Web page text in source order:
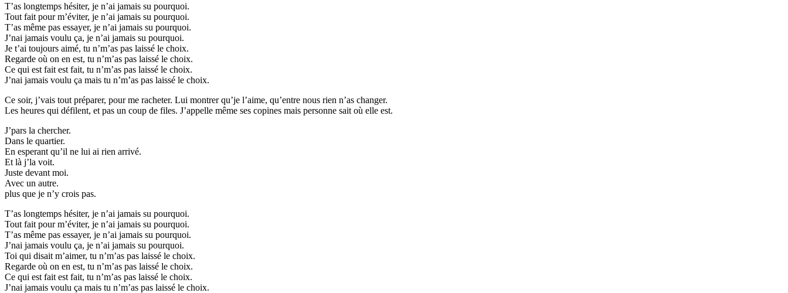
T’as longtemps hésiter, je n’ai jamais su pourquoi.
Tout fait pour m’éviter, je n’ai jamais su pourquoi.
T’as même pas essayer, je n’ai jamais su pourquoi.
J’nai jamais voulu ça, je n’ai jamais su pourquoi.
Je t’ai toujours aimé, tu n’m’as pas laissé le choix.
Regarde où on en est, tu n’m’as pas laissé le choix.
Ce qui est fait est fait, tu n’m’as pas laissé le choix.
J’nai jamais voulu ça mais tu n’m’as pas laissé le choix.
Ce soir, j’vais tout préparer, pour me racheter. Lui montrer qu’je l’aime, qu’entre nous rien n’as changer.
Les heures qui défilent, et pas un coup de files. J’appelle même ses copines mais personne sait où elle est.
J’pars la chercher.
Dans le quartier.
En esperant qu’il ne lui ai rien arrivé.
Et là j’la voit.
Juste devant moi.
Avec un autre.
plus que je n’y crois pas.
T’as longtemps hésiter, je n’ai jamais su pourquoi.
Tout fait pour m’éviter, je n’ai jamais su pourquoi.
T’as même pas essayer, je n’ai jamais su pourquoi.
J’nai jamais voulu ça, je n’ai jamais su pourquoi.
Toi qui disait m’aimer, tu n’m’as pas laissé le choix.
Regarde où on en est, tu n’m’as pas laissé le choix.
Ce qui est fait est fait, tu n’m’as pas laissé le choix.
J’nai jamais voulu ça mais tu n’m’as pas laissé le choix.